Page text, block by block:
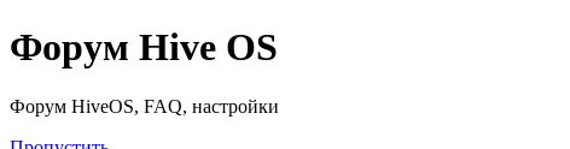
Форум Hive OS
Форум HiveOS, FAQ, настройки